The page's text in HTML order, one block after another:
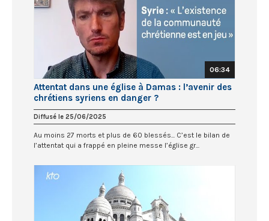
06:34
Attentat dans une église à Damas : l’avenir des
chrétiens syriens en danger ?
Diffusé le 25/06/2025
Au moins 27 morts et plus de 60 blessés... C’est le bilan de
l’attentat qui a frappé en pleine messe l’église gr...